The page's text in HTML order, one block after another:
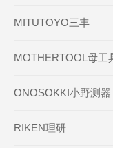
MITUTOYO三丰
MOTHERTOOL母工
ONOSOKKI小野测器
RIKEN理研